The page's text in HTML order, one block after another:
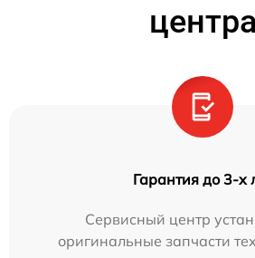
центра
Гарантия до 3-х
Сервисный центр
оригинальные запчасти